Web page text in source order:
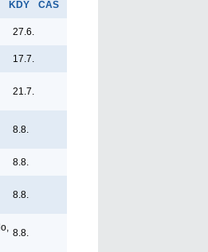
KDY ČAS
27.6.
17.7.
21.7.
8.8.
8.8.
8.8.
8.8.